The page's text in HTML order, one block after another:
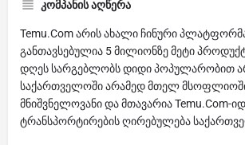
კომპანის აღწერა
Temu.Com არის ახალი ჩინური
განთავსებულია 5 მილიონზე მეტი
დღეს სარგებლობს დიდი პოპულარობით
საქართველოში არამედ მთელ
მნიშვნელოვანი და მთავარია Temu.Com-
ტრანსპორტირების ღირებულება